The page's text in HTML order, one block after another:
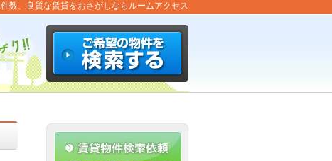
数、良質な賃貸をおさがしならルームアクセス